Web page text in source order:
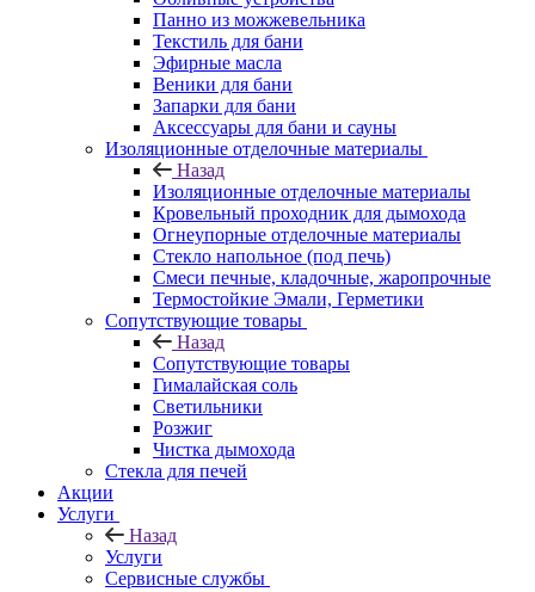
Панно из можжевельника
Текстиль для бани
Эфирные масла
Веники для бани
Запарки для бани
Аксессуары для бани и сауны
Изоляционные отделочные материалы
Назад
Изоляционные отделочные материалы
Кровельный проходник для дымохода
Огнеупорные отделочные материалы
Стекло напольное (под печь)
Смеси печные, кладочные, жаропрочные
Термостойкие Эмали, Герметики
Сопутствующие товары
Назад
Сопутствующие товары
Гималайская соль
Светильники
Розжиг
Чистка дымохода
Стекла для печей
Акции
Услуги
Назад
Услуги
Сервисные службы